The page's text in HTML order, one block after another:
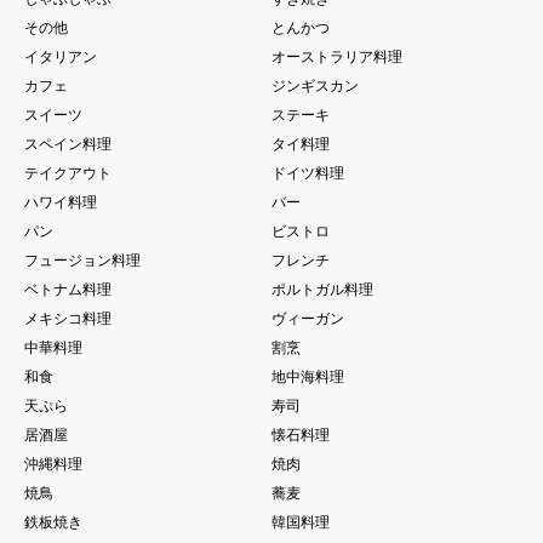
その他
とんかつ
イタリアン
オーストラリア料理
カフェ
ジンギスカン
スイーツ
ステーキ
スペイン料理
タイ料理
テイクアウト
ドイツ料理
ハワイ料理
バー
パン
ビストロ
フュージョン料理
フレンチ
ベトナム料理
ポルトガル料理
メキシコ料理
ヴィーガン
中華料理
割烹
和食
地中海料理
天ぷら
寿司
居酒屋
懐石料理
沖縄料理
焼肉
焼鳥
蕎麦
鉄板焼き
韓国料理